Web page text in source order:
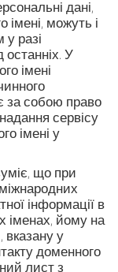
дані,
імені, можуть і
разі
останніх. У
імені
за собою право
сервісу
імені у
що при
інформації в
іменах, йому на
вказану у
доменного
лист з